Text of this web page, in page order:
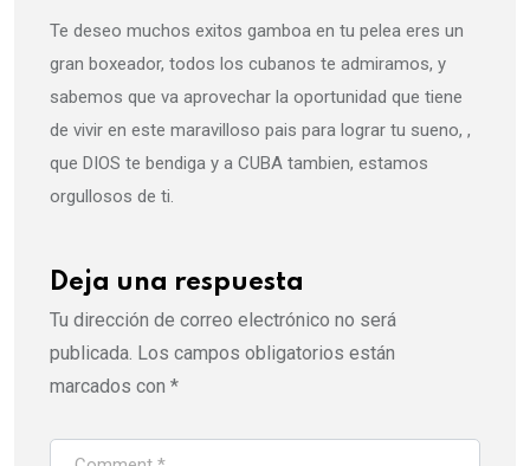
Te deseo muchos exitos gamboa en tu pelea eres un
gran boxeador, todos los cubanos te admiramos, y
sabemos que va aprovechar la oportunidad que tiene
de vivir en este maravilloso pais para lograr tu sueno, ,
que DIOS te bendiga y a CUBA tambien, estamos
orgullosos de ti.
Deja una respuesta
Tu dirección de correo electrónico no será
publicada. Los campos obligatorios están
marcados con *